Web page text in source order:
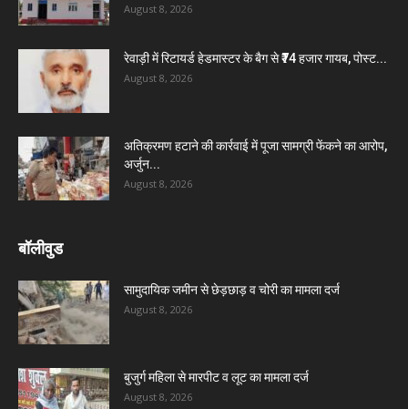
August 8, 2026
रेवाड़ी में रिटायर्ड हेडमास्टर के बैग से ₹74 हजार गायब, पोस्ट...
August 8, 2026
अतिक्रमण हटाने की कार्रवाई में पूजा सामग्री फेंकने का आरोप,
अर्जुन...
August 8, 2026
बॉलीवुड
सामुदायिक जमीन से छेड़छाड़ व चोरी का मामला दर्ज
August 8, 2026
बुजुर्ग महिला से मारपीट व लूट का मामला दर्ज
August 8, 2026